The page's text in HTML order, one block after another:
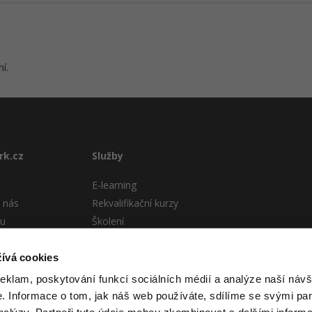
cookies
poskytování funkcí sociálních médií a analýze naší
Informace o tom, jak náš web používáte, sdílíme se svými
nás
Služby
E-learning
Rekvalifikační kurzy
Školení